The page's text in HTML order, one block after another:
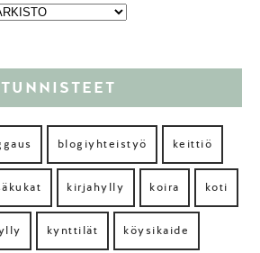
TUNNISTEET
blogiyhteistyö keittiö
kirjahylly koira koti
kynttilät köysikaide